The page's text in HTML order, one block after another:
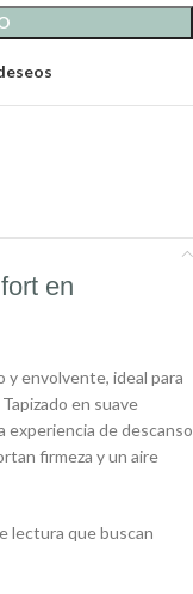
en
y envolvente, ideal para
en suave
experiencia de descanso
firmeza y un aire
lectura que buscan